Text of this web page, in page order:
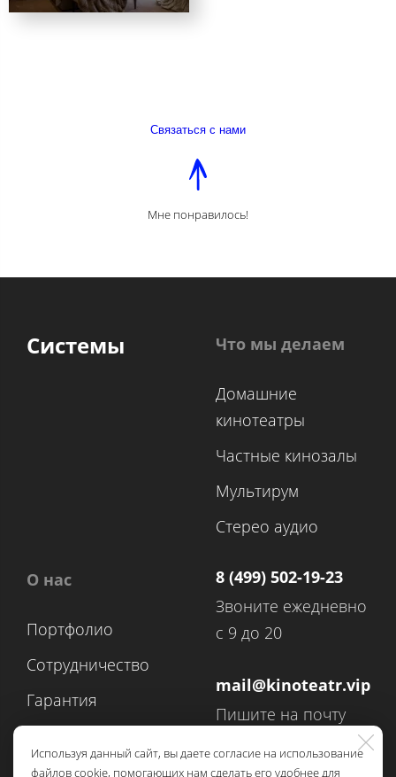
Связаться с нами
Мне понравилось!
Системы Что мы делаем
Домашние
кинотеатры
Частные кинозалы
Мультирум
Стерео аудио
О нас
Портфолио
Сотрудничество
Гарантия
8 (499) 502-19-23
Звоните ежедневно
с 9 до 20
mail@kinoteatr.vip
Пишите на почту
Используя данный сайт, вы даете согласие на использование
файлов cookie, помогающих нам сделать его удобнее для